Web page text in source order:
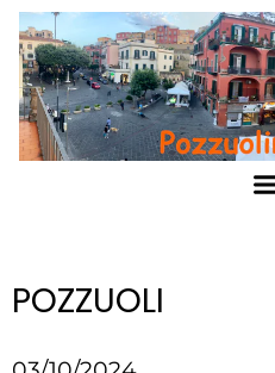
POZZUOLI